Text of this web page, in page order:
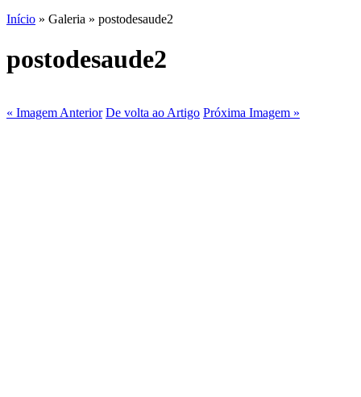
Início » Galeria » postodesaude2
postodesaude2
« Imagem Anterior De volta ao Artigo Próxima Imagem »